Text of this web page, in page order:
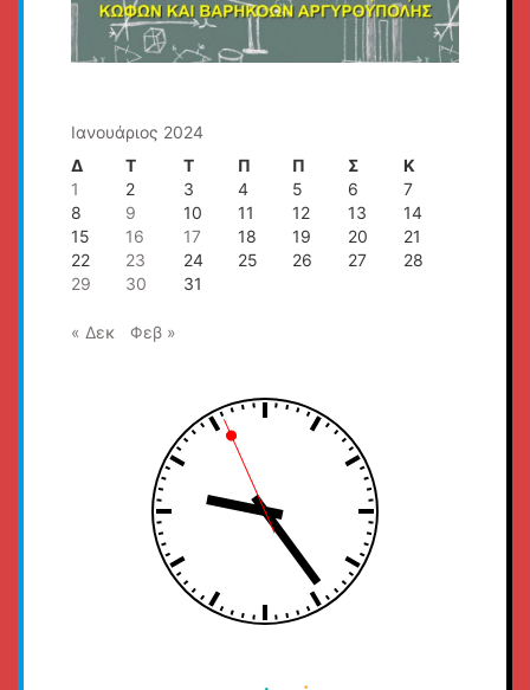
Ιανουάριος 2024
Δ
Τ Τ Π Π Σ
Κ
1
2 3 4 5 6
7
8
9 10 11 12 13
14
15
16 17 18 19 20
21
22
23 24 25 26 27
28
29
30 31
« Δεκ Φεβ »